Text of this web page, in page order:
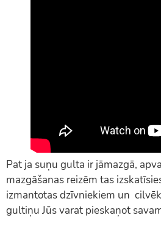
Pat ja suņu gulta ir jāmazgā,
mazgāšanas reizēm tas
izmantotas dzīvniekiem un
gultiņu Jūs varat pieskaņot